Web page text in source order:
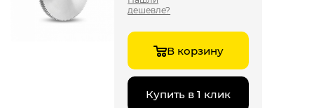
дешевле?
В корзину
Купить в 1 клик